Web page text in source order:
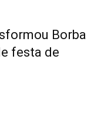
Borba
festa de